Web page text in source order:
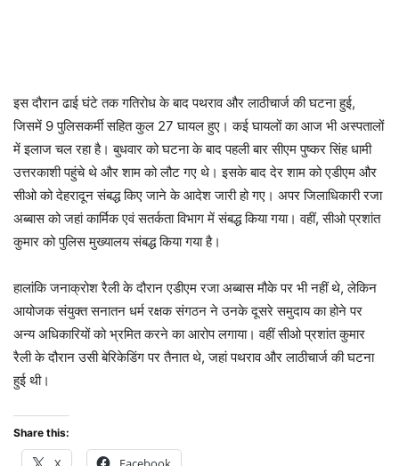
इस दौरान ढाई घंटे तक गतिरोध के बाद पथराव और लाठीचार्ज की घटना हुई,
जिसमें 9 पुलिसकर्मी सहित कुल 27 घायल हुए। कई घायलों का आज भी अस्पतालों
में इलाज चल रहा है। बुधवार को घटना के बाद पहली बार सीएम पुष्कर सिंह धामी
उत्तरकाशी पहुंचे थे और शाम को लौट गए थे। इसके बाद देर शाम को एडीएम और
सीओ को देहरादून संबद्ध किए जाने के आदेश जारी हो गए। अपर जिलाधिकारी रजा
अब्बास को जहां कार्मिक एवं सतर्कता विभाग में संबद्ध किया गया। वहीं, सीओ प्रशांत
कुमार को पुलिस मुख्यालय संबद्ध किया गया है।
हालांकि जनाक्रोश रैली के दौरान एडीएम रजा अब्बास मौके पर भी नहीं थे, लेकिन
आयोजक संयुक्त सनातन धर्म रक्षक संगठन ने उनके दूसरे समुदाय का होने पर
अन्य अधिकारियों को भ्रमित करने का आरोप लगाया। वहीं सीओ प्रशांत कुमार
रैली के दौरान उसी बेरिकेडिंग पर तैनात थे, जहां पथराव और लाठीचार्ज की घटना
हुई थी।
Share this: